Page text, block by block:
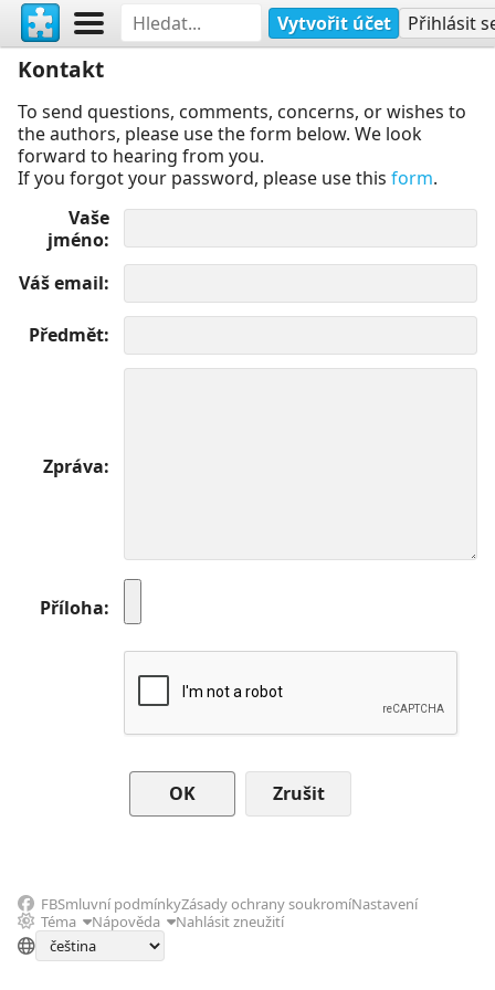
Vytvořit účet Přihlásit
Kontakt
To send questions, comments, concerns, or wishes to
the authors, please use the form below. We look
forward to hearing from you.
If you forgot your password, please use this form.
Vaše
jméno
Váš email
Předmět
Zpráva
Příloha
Zrušit
FBSmluvní podmínkyZásady ochrany soukromíNastavení
Téma
Nápověda Nahlásit zneužití